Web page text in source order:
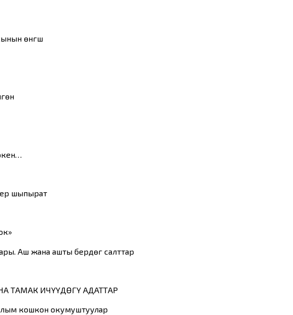
өнүгүшү
шыпырат
Аш жана ашты берүүдөгү салттар
ТАМАК ИЧҮҮДӨГҮ АДАТТАР
кошкон окумуштуулар